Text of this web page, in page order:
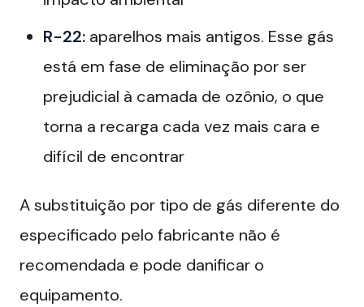
R-22:aparelhos mais antigos. Esse gás
está em fase de eliminação por ser
prejudicial à camada de ozônio, o que
torna a recarga cada vez mais cara e
difícil de encontrar
A substituição por tipo de gás diferente do
especificado pelo fabricante não é
recomendada e pode danificar o
equipamento.